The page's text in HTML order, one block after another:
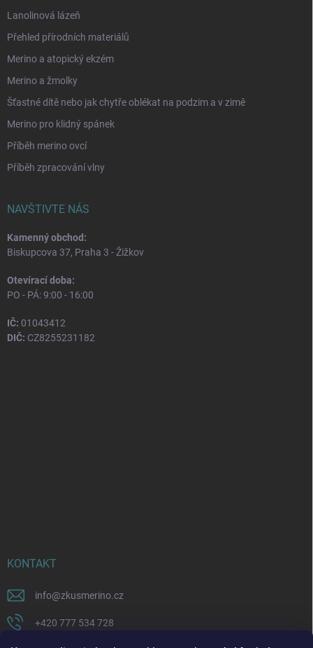
Lanolinová lázeň
Přehled přírodních materiálů
Merino a atopický ekzém
Merino a žmolky
Šťastné dítě nebo jak chytře oblékat na podzim a v zimě
Merino pro klidný spánek
Příběh merino ovcí
Příběh zpracování vlny
NAVŠTIVTE NÁS
Kamenný obchod:
Biskupcova 37, Praha 3 - Žižkov
Otevírací doba:
PO - PÁ: 9:00 - 16:00
IČ: 01043412
DIČ: CZ8255231182
KONTAKT
info@zkusmerino.cz
+420 777 534 728